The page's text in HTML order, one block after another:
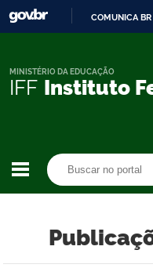
COMUNICA BR
IFF Instituto
MINISTÉRIO DA EDUCAÇÃO